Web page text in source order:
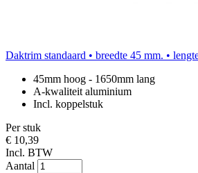
Daktrim standaard • breedte 45 mm. •
45mm hoog - 1650mm lang
A-kwaliteit aluminium
Incl. koppelstuk
Per stuk
€ 10,39
Incl. BTW
Aantal